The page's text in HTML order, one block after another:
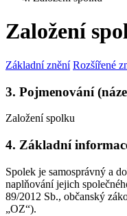
Založení
Základní znění Rozšířené
3. Pojmenování
Založení spolku
4. Základní
Spolek je samosprávný a
naplňování jejich
89/2012 Sb., občanský
„OZ“).